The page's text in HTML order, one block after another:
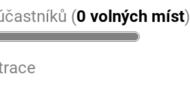
(0 volných míst)